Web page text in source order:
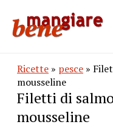
Ricette » pesce »
mousseline
Filetti di
mousseline